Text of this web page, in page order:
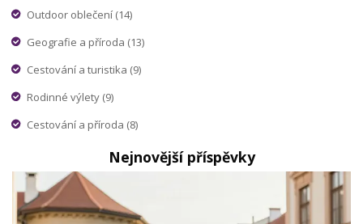
Outdoor oblečení (14)
Geografie a příroda (13)
Cestování a turistika (9)
Rodinné výlety (9)
Cestování a příroda (8)
Nejnovější příspěvky